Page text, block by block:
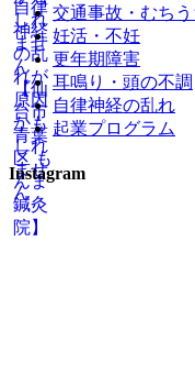
交通事故・むちう
妊活・不妊
更年期障害
耳鳴り・頭の不調
自律神経の乱れ
起業プログラム
Instagram